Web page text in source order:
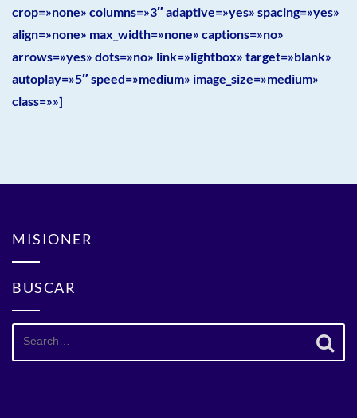
crop=»none» columns=»3″ adaptive=»yes» spacing=»yes»
align=»none» max_width=»none» captions=»no»
arrows=»yes» dots=»no» link=»lightbox» target=»blank»
autoplay=»5″ speed=»medium» image_size=»medium»
class=»»]
MISIONER
BUSCAR
Search